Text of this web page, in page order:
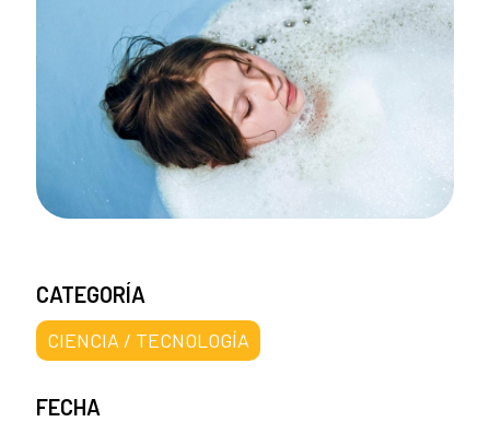
CATEGORÍA
CIENCIA / TECNOLOGÍA
FECHA